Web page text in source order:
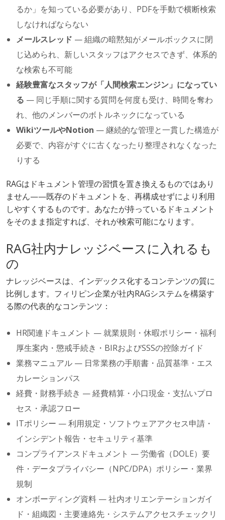
るか」を知っている必要があり、PDFを手動で横断検索
しなければならない
メールスレッド — 組織の暗黙知がメールボックスに閉
じ込められ、新しいスタッフはアクセスできず、体系的
な検索も不可能
経験豊富なスタッフが「人間検索エンジン」になってい
る — 同じ手順に関する質問を何度も受け、時間を奪わ
れ、他のメンバーのボトルネックになっている
WikiツールやNotion — 継続的な管理と一貫した構造が
必要で、内容がすぐに古くなったり整理されなくなった
りする
RAGはドキュメント管理の習慣を置き換えるものではあり
ません——既存のドキュメントを、再構成せずにより利用
しやすくするものです。あなたが持っているドキュメント
をそのまま指定すれば、それが検索可能になります。
RAG社内ナレッジベースに入れるも
の
ナレッジベースは、インデックス化するコンテンツの質に
比例します。フィリピン企業が社内RAGシステムを構築す
る際の代表的なコンテンツ：
HR関連ドキュメント — 就業規則・休暇ポリシー・福利
厚生案内・懲戒手続き・BIRおよびSSSの控除ガイド
業務マニュアル — 日常業務の手順書・品質基準・エス
カレーションパス
経費・財務手続き — 経費精算・小口現金・支払いプロ
セス・承認フロー
ITポリシー — 利用規定・ソフトウェアアクセス申請・
インシデント報告・セキュリティ基準
コンプライアンスドキュメント — 労働省（DOLE）要
件・データプライバシー（NPC/DPA）ポリシー・業界
規制
オンボーディング資料 — 社内オリエンテーションガイ
ド・組織図・主要連絡先・システムアクセスチェックリ